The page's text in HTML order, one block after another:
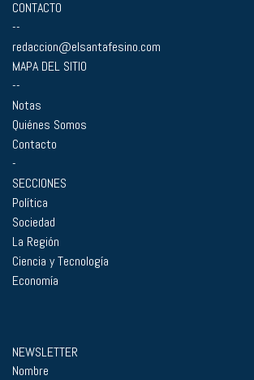
CONTACTO
--
redaccion@elsantafesino.com
MAPA DEL SITIO
--
Notas
Quiénes Somos
Contacto
-
SECCIONES
Política
Sociedad
La Región
Ciencia y Tecnología
Economía
NEWSLETTER
Nombre